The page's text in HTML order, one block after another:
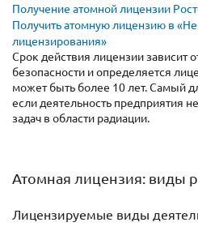
Получение атомной лицензии
Получить атомную лицензию в
лицензирования»
Срок действия лицензии зависит
безопасности и определяется
может быть более 10 лет. Самый
если деятельность предприятия
задач в области радиации.
Атомная лицензия: виды
Лицензируемые виды